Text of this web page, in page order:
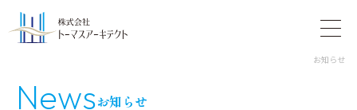
お知らせ
お知らせ
News